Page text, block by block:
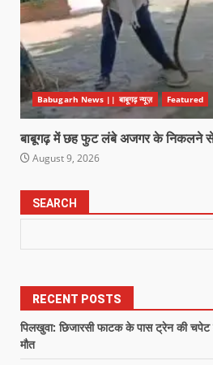
Babugarh News || बाबूगढ़ न्यूज़ Featured
बाबूगढ़ में छह फुट लंबे अजगर के निकलने
August 9, 2026
SEARCH
RECENT POSTS
पिलखुवा: छिजारसी फाटक के पास ट्रेन की
मौत